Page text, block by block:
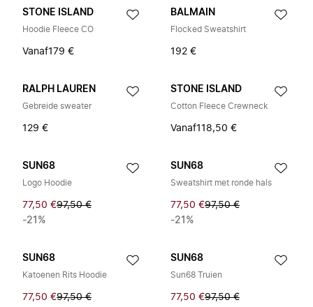
STONE ISLAND
Hoodie Fleece CO
Vanaf179 €
BALMAIN
Flocked Sweatshirt
192 €
RALPH LAUREN
Gebreide sweater
129 €
STONE ISLAND
Cotton Fleece Crewneck
Vanaf118,50 €
SUN68
Logo Hoodie
77,50 €97,50 €
-21%
SUN68
Sweatshirt met ronde hals
77,50 €97,50 €
-21%
SUN68
Katoenen Rits Hoodie
77,50 €97,50 €
SUN68
Sun68 Truien
77,50 €97,50 €